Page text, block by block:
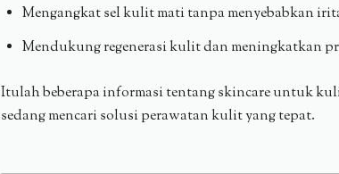
Mengangkat sel kulit mati tanpa menyebabkan
Mendukung regenerasi kulit dan meningkatkan
Itulah beberapa informasi tentang skincare untuk
sedang mencari solusi perawatan kulit yang tepat.